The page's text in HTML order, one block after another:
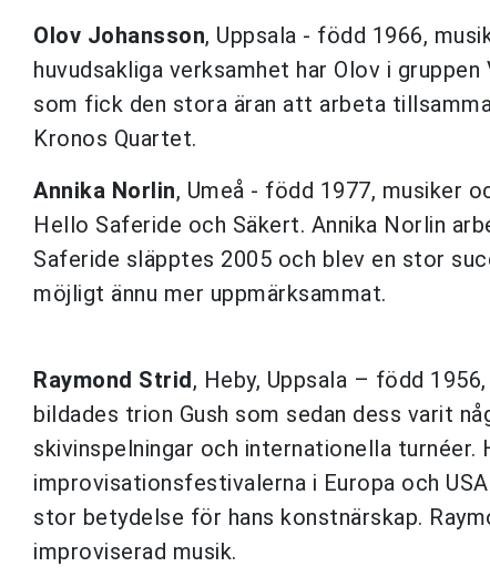
Olov Johansson, Uppsala - född 1966,
huvudsakliga verksamhet har Olov i
som fick den stora äran att arbeta
Kronos Quartet.
Annika Norlin, Umeå - född 1977, musiker
Hello Saferide och Säkert. Annika Norlin
Saferide släpptes 2005 och blev en stor
möjligt ännu mer uppmärksammat.
Raymond Strid, Heby, Uppsala – född
bildades trion Gush som sedan dess varit
skivinspelningar och internationella
improvisationsfestivalerna i Europa och
stor betydelse för hans konstnärskap.
improviserad musik.